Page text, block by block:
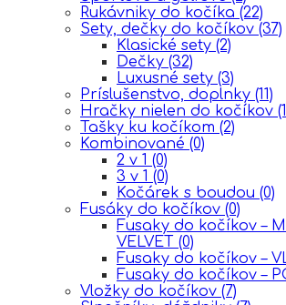
Rukávniky do kočíka (22)
Sety, dečky do kočíkov (37)
Klasické sety (2)
Dečky (32)
Luxusné sety (3)
Príslušenstvo, doplnky (11)
Hračky nielen do kočíkov
Tašky ku kočíkom (2)
Kombinované (0)
2 v 1 (0)
3 v 1 (0)
Kočárek s boudou (0)
Fusáky do kočíkov (0)
Fusaky do kočíkov –
VELVET (0)
Fusaky do kočíkov –
Fusaky do kočíkov –
Vložky do kočíkov (7)